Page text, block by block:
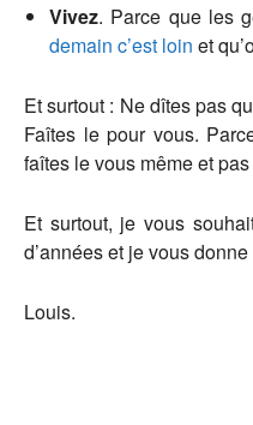
Vivez. Parce que les
demain c’est loin et
Et surtout : Ne dîtes pas
Faîtes le pour vous.
faîtes le vous même et
Et surtout, je vous
d’années et je vous
Louis.